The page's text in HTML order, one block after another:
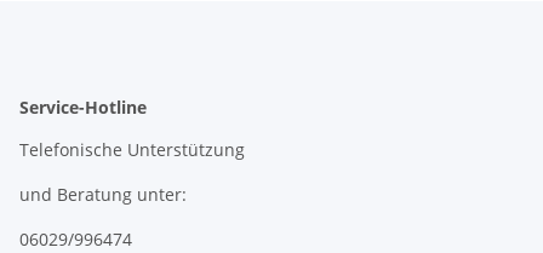
Service-Hotline
Telefonische Unterstützung
und Beratung unter:
06029/996474